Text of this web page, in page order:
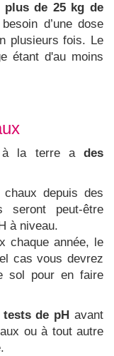
plus de 25 kg de
d’une dose
plusieurs fois. Le
étant d'au moins
à la terre ades
depuis des
seront peut-être
à niveau.
chaque année, le
cas vous devrez
sol pour en faire
tests de pH avant
ou à tout autre